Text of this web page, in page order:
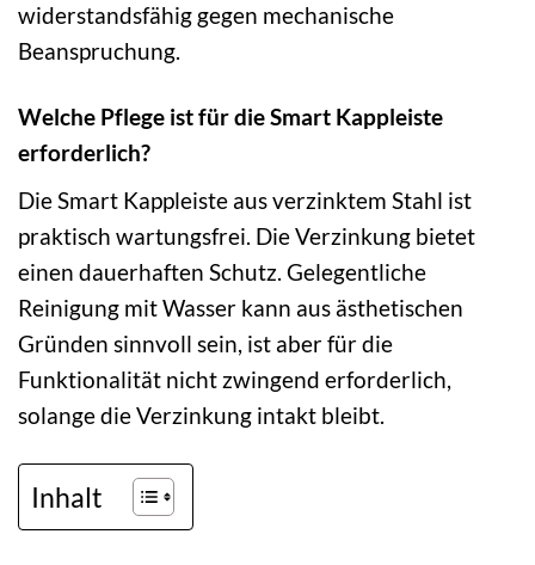
widerstandsfähig gegen mechanische
Beanspruchung.
Welche Pflege ist für die Smart Kappleiste
erforderlich?
Die Smart Kappleiste aus verzinktem Stahl ist
praktisch wartungsfrei. Die Verzinkung bietet
einen dauerhaften Schutz. Gelegentliche
Reinigung mit Wasser kann aus ästhetischen
Gründen sinnvoll sein, ist aber für die
Funktionalität nicht zwingend erforderlich,
solange die Verzinkung intakt bleibt.
Inhalt